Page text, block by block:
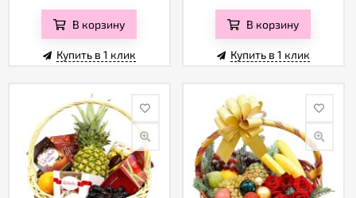
В корзину
Купить в 1 клик
В корзину
Купить в 1 клик